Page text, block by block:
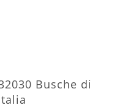
Busche di